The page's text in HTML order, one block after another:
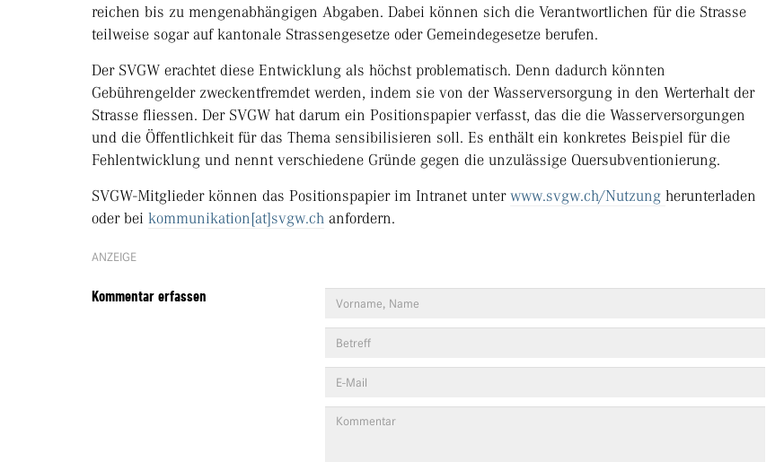
reichen bis zu mengenabhängigen Abgaben. Dabei können sich die Verantwortlichen für die Strasse
teilweise sogar auf kantonale Strassengesetze oder Gemeindegesetze berufen.
Der SVGW erachtet diese Entwicklung als höchst problematisch. Denn dadurch könnten
Gebührengelder zweckentfremdet werden, indem sie von der Wasserversorgung in den Werterhalt der
Strasse fliessen. Der SVGW hat darum ein Positionspapier verfasst, das die die Wasserversorgungen
und die Öffentlichkeit für das Thema sensibilisieren soll. Es enthält ein konkretes Beispiel für die
Fehlentwicklung und nennt verschiedene Gründe gegen die unzulässige Quersubventionierung.
SVGW-Mitglieder können das Positionspapier im Intranet unter www.svgw.ch/Nutzung herunterladen
oder bei kommunikation[at]svgw.ch anfordern.
ANZEIGE
Kommentar erfassen